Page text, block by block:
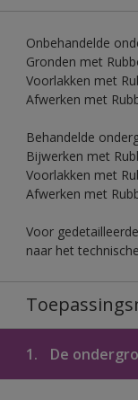
Onbehandelde
Gronden met
Voorlakken met
Afwerken met
Behandelde
Bijwerken met
Voorlakken met
Afwerken met
Voor
naar het
1. De